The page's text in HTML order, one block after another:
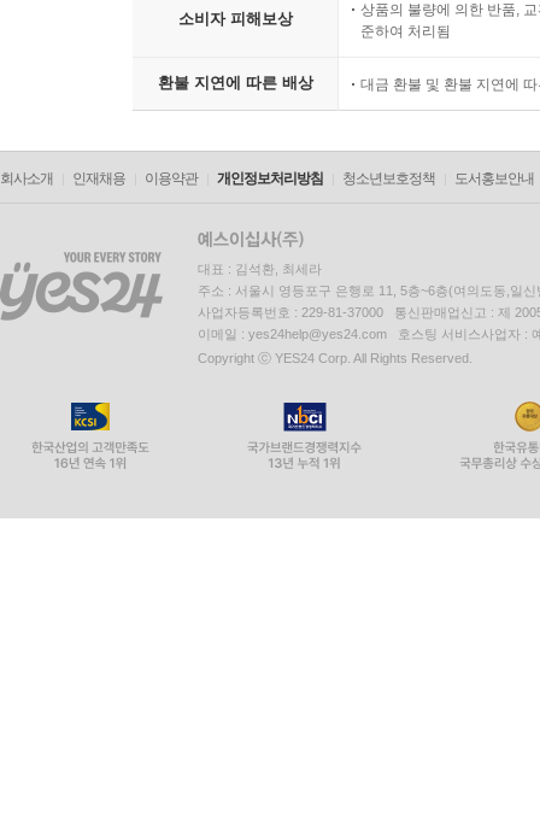
소비자 피해보상
상품의 불량에 의한 반품,
준하여 처리됨
환불 지연에 따른 배상 대금 환불 및 환불 지연에
회사소개 인재채용 이용약관 개인정보처리방침 청소년보호정책 도서홍보안내
대표 : 김석환, 최세라
주소 : 서울시 영등포구 은행로 11, 5층~6층(여의도동,일신
사업자등록번호 : 229-81-37000 통신판매업신고 : 제
이메일 : yes24help@yes24.com 호스팅 서비스사업자 :
Copyright ⓒ YES24 Corp. All Rights Reserved.